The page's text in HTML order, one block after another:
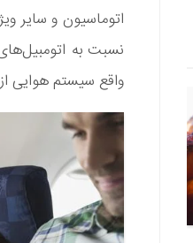
اتوماسیون و سایر
نسبت به
واقع سیستم هوایی